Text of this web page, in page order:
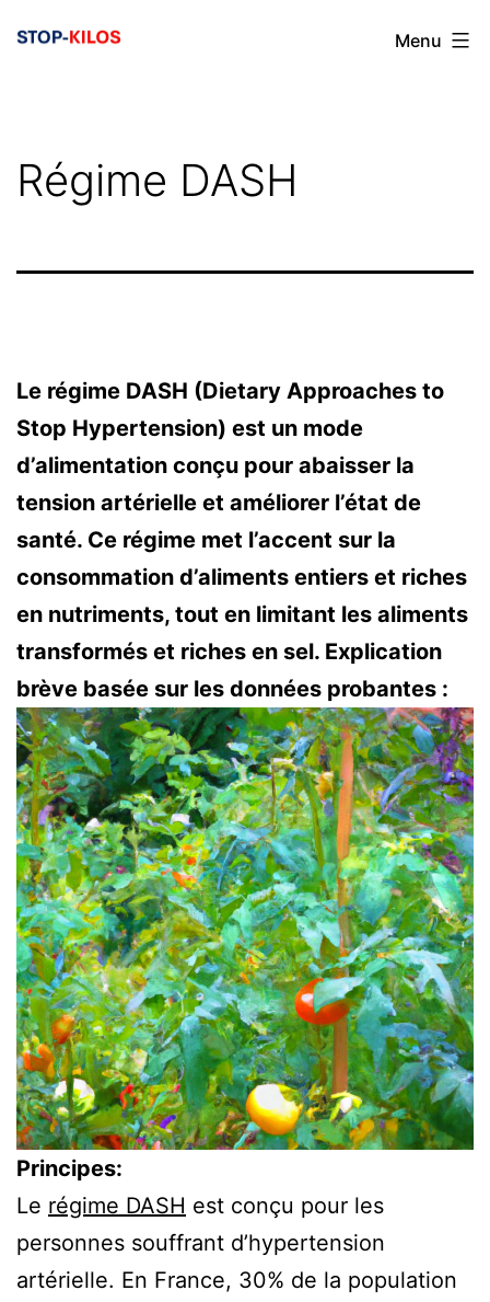
Menu
Régime DASH
Le régime DASH (Dietary Approaches to
Stop Hypertension) est un mode
d’alimentation conçu pour abaisser la
tension artérielle et améliorer l’état de
santé. Ce régime met l’accent sur la
consommation d’aliments entiers et riches
en nutriments, tout en limitant les aliments
transformés et riches en sel. Explication
brève basée sur les données probantes :
Principes:
Le régime DASH est conçu pour les
personnes souffrant d’hypertension
artérielle. En France, 30% de la population